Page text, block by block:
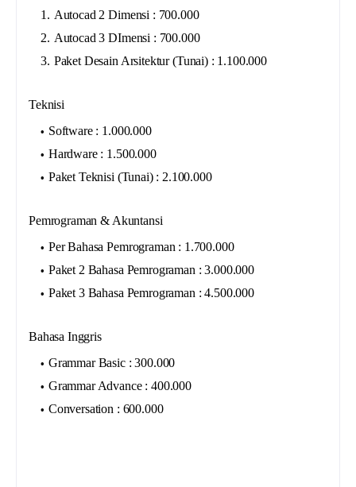
Autocad 2 Dimensi : 700.000
Autocad 3 DImensi : 700.000
Paket Desain Arsitektur (Tunai) : 1.100.000
Teknisi
Software : 1.000.000
Hardware : 1.500.000
Paket Teknisi (Tunai) : 2.100.000
Pemrograman & Akuntansi
Per Bahasa Pemrograman : 1.700.000
Paket 2 Bahasa Pemrograman : 3.000.000
Paket 3 Bahasa Pemrograman : 4.500.000
Bahasa Inggris
Grammar Basic : 300.000
Grammar Advance : 400.000
Conversation : 600.000